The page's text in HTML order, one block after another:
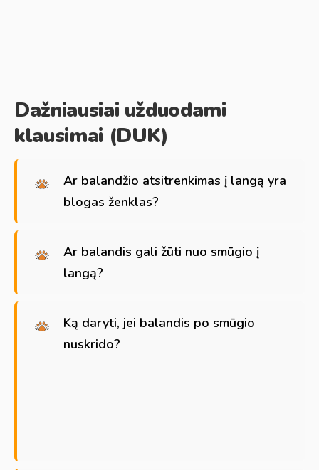
Dažniausiai užduodami
klausimai (DUK)
Ar balandžio atsitrenkimas į langą yra
blogas ženklas?
Ar balandis gali žūti nuo smūgio į
langą?
Ką daryti, jei balandis po smūgio
nuskrido?